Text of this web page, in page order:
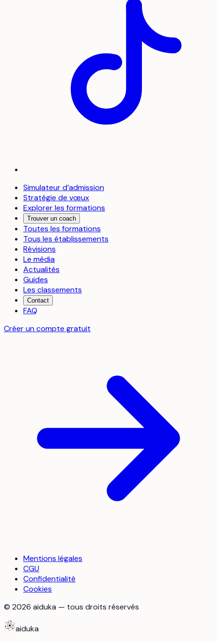
Simulateur d’admission
Stratégie de vœux
Explorer les formations
Trouver un coach
Toutes les formations
Tous les établissements
Révisions
Le média
Actualités
Guides
Les classements
Contact
FAQ
Créer un compte gratuit
Mentions légales
CGU
Confidentialité
Cookies
© 2026 aiduka — tous droits réservés
aiduka